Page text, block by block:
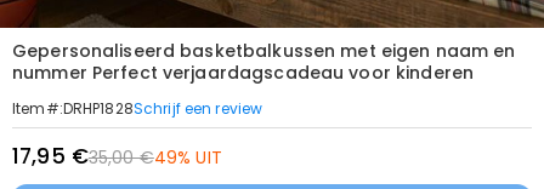
Gepersonaliseerd basketbalkussen met eigen naam en
nummer Perfect verjaardagscadeau voor kinderen
Item#:DRHP1828Schrijf een review
17,95 €35,00 €49% UIT